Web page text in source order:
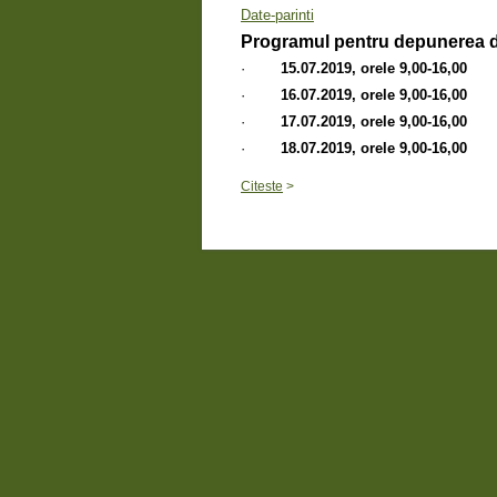
Date-parinti
Programul pentru depunerea
· 15.07.2019, orele 9,00-16,00
· 16.07.2019, orele 9,00-16,00
· 17.07.2019, orele 9,00-16,00
· 18.07.2019, orele 9,00-16,00
Citeste >